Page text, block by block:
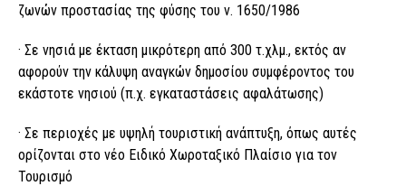
ζωνών προστασίας της φύσης του ν. 1650/1986
· Σε νησιά με έκταση μικρότερη από 300 τ.χλμ., εκτός αν
αφορούν την κάλυψη αναγκών δημοσίου συμφέροντος του
εκάστοτε νησιού (π.χ. εγκαταστάσεις αφαλάτωσης)
· Σε περιοχές με υψηλή τουριστική ανάπτυξη, όπως αυτές
ορίζονται στο νέο Ειδικό Χωροταξικό Πλαίσιο για τον
Τουρισμό